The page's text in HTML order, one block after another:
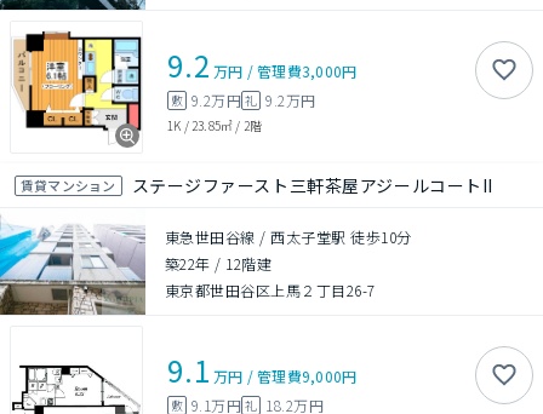
9.2 万円 /管理費3,000円
敷 9.2万円礼 9.2万円
1K / 23.85㎡ / 2階
賃貸マンション ステージファースト三軒茶屋アジールコートII
東急世田谷線 / 西太子堂駅 徒歩10分
築22年 / 12階建
東京都世田谷区上馬２丁目26-7
9.1 万円 /管理費9,000円
敷 9.1万円礼 18.2万円